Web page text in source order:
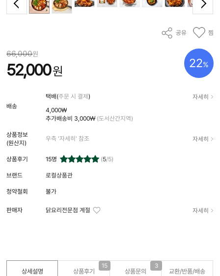
공유 찜
22%
66,000원
52,000원
배송
택배(주문 시 결제) 자세히
4,000₩
추가배송비 3,000₩ (도서산간지역)
상품정보
(원산지)
우측 '자세히' 참조 자세히
상품후기 15명 (5/5)
브랜드 로컬상품관
청약철회 불가
판매자 닭요리전문점 계절 자세히
상세설명 상품후기
15
상품문의
3
교환/반품/배송